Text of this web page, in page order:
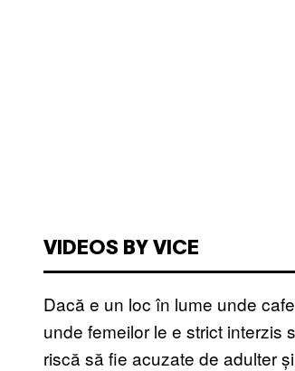
VIDEOS BY VICE
Dacă e un loc în lume unde
unde femeilor le e strict interzis
riscă să fie acuzate de adulter